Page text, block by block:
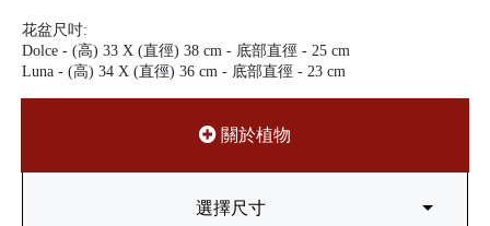
花盆尺吋:
Dolce - (高) 33 X (直徑) 38 cm - 底部直徑 - 25 cm
Luna - (高) 34 X (直徑) 36 cm - 底部直徑 - 23 cm
關於植物
選擇尺寸